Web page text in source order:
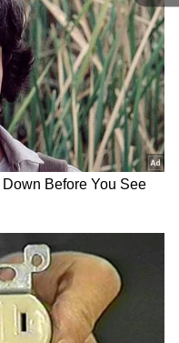
ತಾನೊಬ್ಬನೆ ಸೆಂಟರ್ ಆಫ್
ಎಂದಿದ್ದಾರೆ.